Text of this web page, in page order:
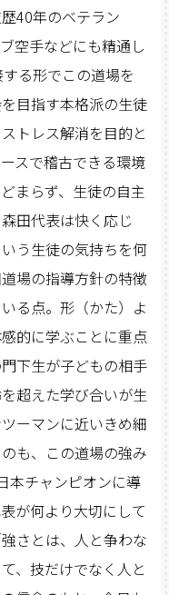
40年のベテラン
空手などにも精通し
る形でこの道場を
目指す本格派の生徒
トレス解消を目的と
スで稽古できる環境
まらず、生徒の自主
田代表は快く応じ
う生徒の気持ちを何
場の指導方針の特徴
る点。形（かた）よ
的に学ぶことに重点
下生が子どもの相手
超えた学び合いが生
ーマンに近いきめ細
も、この道場の強み
本チャンピオンに導
が何より大切にして
さとは、人と争わな
、技だけでなく人と